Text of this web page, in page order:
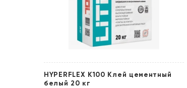
HYPERFLEX K100 Клей цементный
белый 20 кг